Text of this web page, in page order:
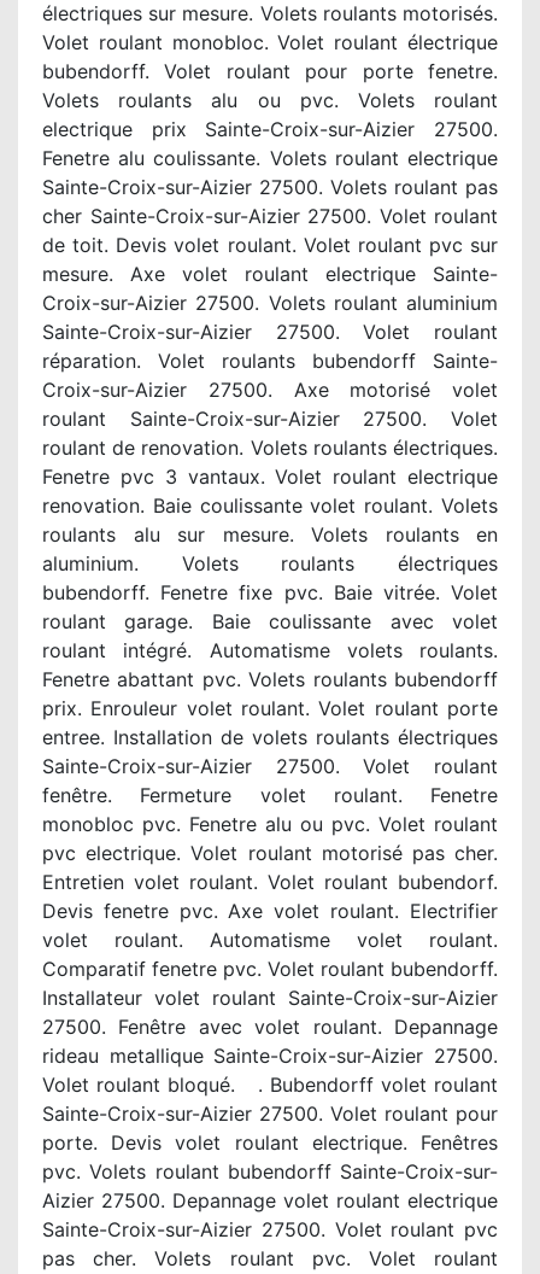
électriques sur mesure. Volets roulants motorisés.
Volet roulant monobloc. Volet roulant électrique
bubendorff. Volet roulant pour porte fenetre.
Volets roulants alu ou pvc. Volets roulant
electrique prix Sainte-Croix-sur-Aizier 27500.
Fenetre alu coulissante. Volets roulant electrique
Sainte-Croix-sur-Aizier 27500. Volets roulant pas
cher Sainte-Croix-sur-Aizier 27500. Volet roulant
de toit. Devis volet roulant. Volet roulant pvc sur
mesure. Axe volet roulant electrique Sainte-
Croix-sur-Aizier 27500. Volets roulant aluminium
Sainte-Croix-sur-Aizier 27500. Volet roulant
réparation. Volet roulants bubendorff Sainte-
Croix-sur-Aizier 27500. Axe motorisé volet
roulant Sainte-Croix-sur-Aizier 27500. Volet
roulant de renovation. Volets roulants électriques.
Fenetre pvc 3 vantaux. Volet roulant electrique
renovation. Baie coulissante volet roulant. Volets
roulants alu sur mesure. Volets roulants en
aluminium. Volets roulants électriques
bubendorff. Fenetre fixe pvc. Baie vitrée. Volet
roulant garage. Baie coulissante avec volet
roulant intégré. Automatisme volets roulants.
Fenetre abattant pvc. Volets roulants bubendorff
prix. Enrouleur volet roulant. Volet roulant porte
entree. Installation de volets roulants électriques
Sainte-Croix-sur-Aizier 27500. Volet roulant
fenêtre. Fermeture volet roulant. Fenetre
monobloc pvc. Fenetre alu ou pvc. Volet roulant
pvc electrique. Volet roulant motorisé pas cher.
Entretien volet roulant. Volet roulant bubendorf.
Devis fenetre pvc. Axe volet roulant. Electrifier
volet roulant. Automatisme volet roulant.
Comparatif fenetre pvc. Volet roulant bubendorff.
Installateur volet roulant Sainte-Croix-sur-Aizier
27500. Fenêtre avec volet roulant. Depannage
rideau metallique Sainte-Croix-sur-Aizier 27500.
Volet roulant bloqué. . Bubendorff volet roulant
Sainte-Croix-sur-Aizier 27500. Volet roulant pour
porte. Devis volet roulant electrique. Fenêtres
pvc. Volets roulant bubendorff Sainte-Croix-sur-
Aizier 27500. Depannage volet roulant electrique
Sainte-Croix-sur-Aizier 27500. Volet roulant pvc
pas cher. Volets roulant pvc. Volet roulant